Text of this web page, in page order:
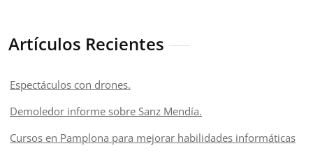
Artículos Recientes
Espectáculos con drones.
Demoledor informe sobre Sanz Mendía.
Cursos en Pamplona para mejorar habilidades informáticas